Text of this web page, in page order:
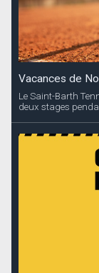
Vacances de
Le Saint-Barth
deux stages